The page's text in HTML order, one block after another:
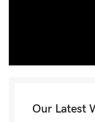
Our Latest